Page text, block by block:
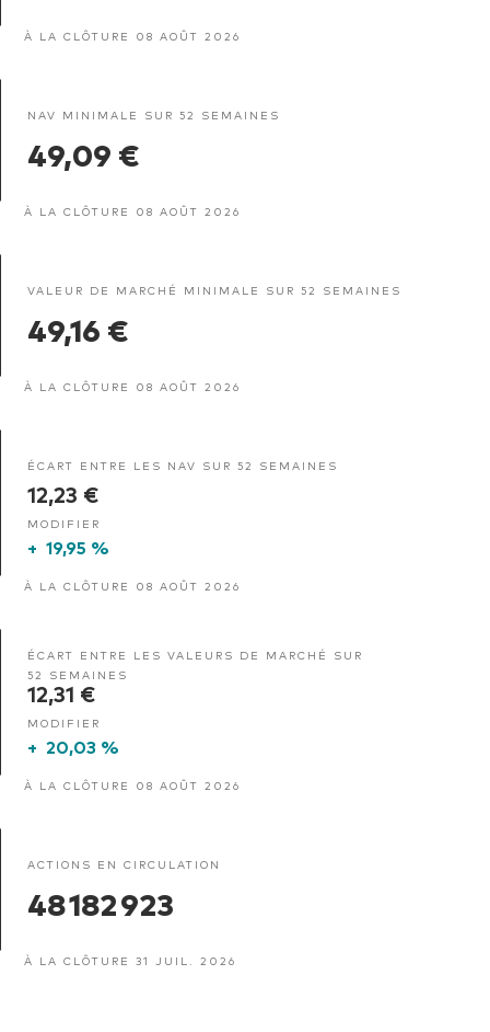
À LA CLÔTURE 08 AOÛT 2026
NAV MINIMALE SUR 52 SEMAINES
49,09 €
À LA CLÔTURE 08 AOÛT 2026
VALEUR DE MARCHÉ MINIMALE SUR 52 SEMAINES
49,16 €
À LA CLÔTURE 08 AOÛT 2026
ÉCART ENTRE LES NAV SUR 52 SEMAINES
12,23 €
MODIFIER
+ 19,95 %
À LA CLÔTURE 08 AOÛT 2026
ÉCART ENTRE LES VALEURS DE MARCHÉ SUR
52 SEMAINES
12,31 €
MODIFIER
+ 20,03 %
À LA CLÔTURE 08 AOÛT 2026
ACTIONS EN CIRCULATION
48 182 923
À LA CLÔTURE 31 JUIL. 2026